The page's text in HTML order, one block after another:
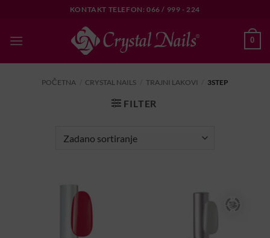
content
KONTAKT TELEFON: 066 / 999 - 224
0
POČETNA CRYSTAL NAILS TRAJNI LAKOVI 3STEP
FILTER